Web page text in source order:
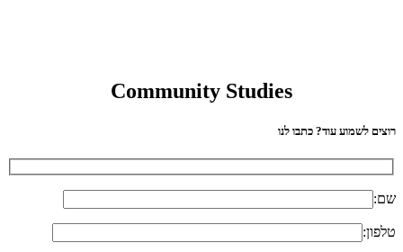
Community Studies
רוצים לשמוע עוד? כתבו לנו
שם:
טלפון: